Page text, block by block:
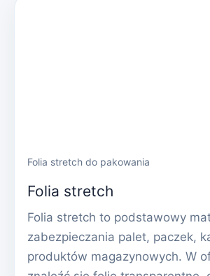
Folia stretch do pakowania
Folia stretch
Folia stretch to podstawowy
zabezpieczania palet, paczek,
produktów magazynowych. W